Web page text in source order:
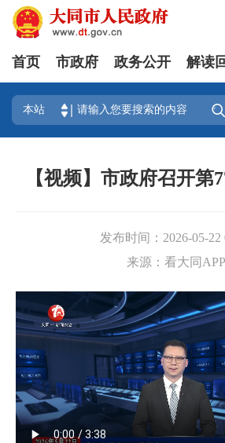
首页 市政府 政务公开 解读
本站 
【视频】市政府召开第
发布时间： 2026-05-22
来源： 看大同APP